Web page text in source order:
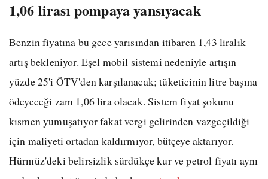
1,06 lirası pompaya yansıyacak
Benzin fiyatına bu gece yarısından itibaren 1,43 liralık
artış bekleniyor. Eşel mobil sistemi nedeniyle artışın
yüzde 25'i ÖTV'den karşılanacak; tüketicinin litre başına
ödeyeceği zam 1,06 lira olacak. Sistem fiyat şokunu
kısmen yumuşatıyor fakat vergi gelirinden vazgeçildiği
için maliyeti ortadan kaldırmıyor, bütçeye aktarıyor.
Hürmüz'deki belirsizlik sürdükçe kur ve petrol fiyatı aynı